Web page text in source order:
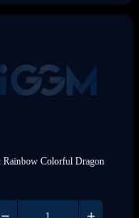
Rainbow Colorful Dragon